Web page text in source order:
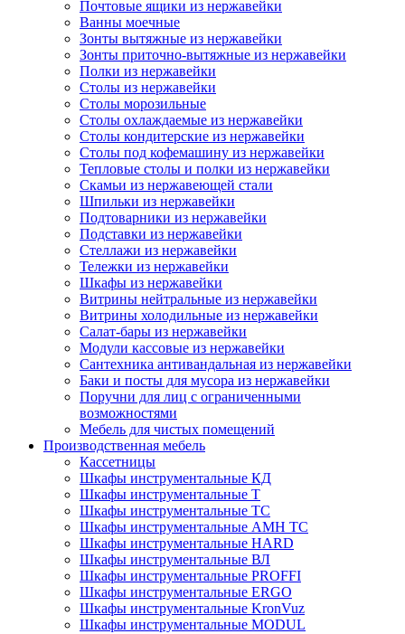
Почтовые ящики из нержавейки
Ванны моечные
Зонты вытяжные из нержавейки
Зонты приточно-вытяжные из нержавейки
Полки из нержавейки
Столы из нержавейки
Столы морозильные
Столы охлаждаемые из нержавейки
Столы кондитерские из нержавейки
Столы под кофемашину из нержавейки
Тепловые столы и полки из нержавейки
Скамьи из нержавеющей стали
Шпильки из нержавейки
Подтоварники из нержавейки
Подставки из нержавейки
Стеллажи из нержавейки
Тележки из нержавейки
Шкафы из нержавейки
Витрины нейтральные из нержавейки
Витрины холодильные из нержавейки
Салат-бары из нержавейки
Модули кассовые из нержавейки
Сантехника антивандальная из нержавейки
Баки и посты для мусора из нержавейки
Поручни для лиц с ограниченными
возможностями
Мебель для чистых помещений
Производственная мебель
Кассетницы
Шкафы инструментальные КД
Шкафы инструментальные Т
Шкафы инструментальные ТС
Шкафы инструментальные AMH TC
Шкафы инструментальные HARD
Шкафы инструментальные ВЛ
Шкафы инструментальные PROFFI
Шкафы инструментальные ERGO
Шкафы инструментальные KronVuz
Шкафы инструментальные MODUL